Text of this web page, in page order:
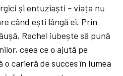
și entuziaști – viața nu
când ești lângă ei. Prin
Rachel iubește să pună
ceea ce o ajută pe
o carieră de succes în lumea